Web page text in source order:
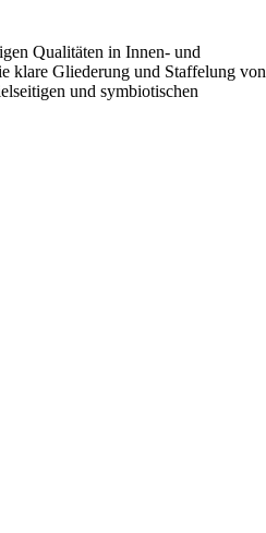
Qualitäten in Innen- und
klare Gliederung und Staffelung von
und symbiotischen